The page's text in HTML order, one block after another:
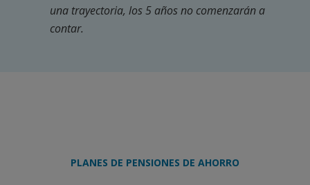
una trayectoria, los 5 años no comenzarán a
contar.
PLANES DE PENSIONES DE AHORRO